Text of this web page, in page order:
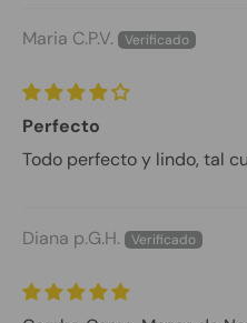
Maria C.P.V.
Perfecto
Todo perfecto y lindo, tal
Diana p.G.H.